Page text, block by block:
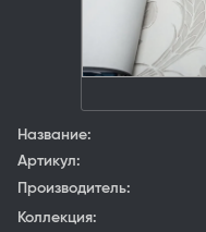
Название:
Артикул:
Производитель:
Коллекция: